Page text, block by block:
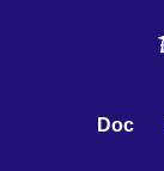
Doc